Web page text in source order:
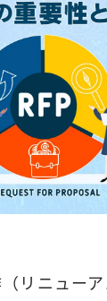
リニュー